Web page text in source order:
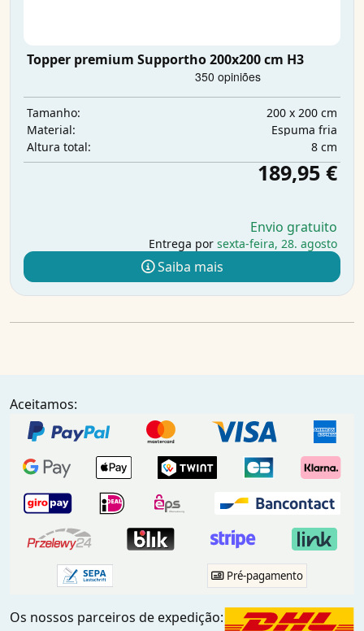
Topper premium Supportho 200x200 cm H3
Tamanho:
200 x 200 cm
Material:
Espuma fria
Altura total:
8 cm
189,95 €
Envio gratuito
Entrega por sexta-feira, 28. agosto
Saiba mais
Aceitamos:
Pré-pagamento
Os nossos parceiros de expedição: